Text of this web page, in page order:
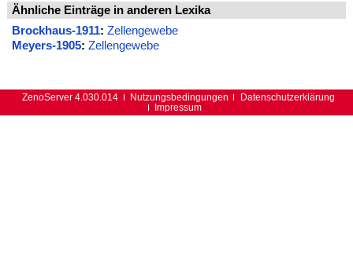
Ähnliche Einträge in anderen Lexika
Brockhaus-1911: Zellengewebe
Meyers-1905: Zellengewebe
ZenoServer 4.030.014 Nutzungsbedingungen
Datenschutzerklärung
Impressum